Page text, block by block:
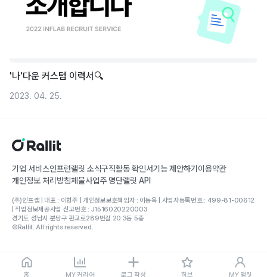
홈 MY 커리어 로그 작성 허브 MY 랠릿
'나'다운 커스텀 이력서🔍
2023. 04. 25.
기업 서비스인프런랠릿 소식구직활동 확인서기능 제안하기 이용약관
개인정보 처리방침체불사업주 명단랠릿 API
(주)인프랩 | 대표 : 이형주 | 개인정보보호책임자 : 이동욱 | 사업자등록번호 : 499-81-00612
| 직업정보제공사업 신고번호 : J1516020220003
경기도 성남시 분당구 판교로289번길 20 3동 5층
©Rallit. All rights reserved.